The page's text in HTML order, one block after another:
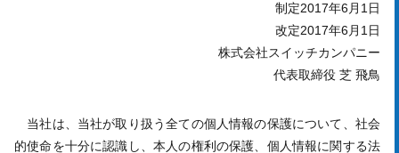
制定2017年6月1日
改定2017年6月1日
株式会社スイッチカンパニー
代表取締役 芝 飛鳥
当社は、当社が取り扱う全ての個人情報の保護について、社会
的使命を十分に認識し、本人の権利の保護、個人情報に関する法